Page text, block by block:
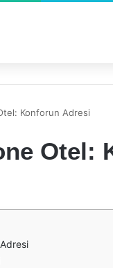
Konforun Adresi
Otel: